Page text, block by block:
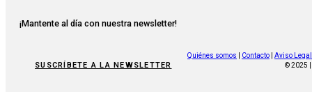
¡Mantente al día con nuestra newsletter!
SUSCRÍBETE A LA NEWSLETTER
Quiénes somos Contacto
Aviso Legal
© 2025